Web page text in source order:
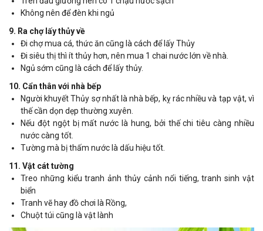
Không nên để đèn khi ngủ
9. Ra chợ lấy thủy về
Đi chợ mua cá, thức ăn cũng là cách để lấy Thủy
Đi siêu thị thì ít thủy hơn, nên mua 1 chai nước lớn về nhà.
Ngủ sớm cũng là cách để lấy thủy.
10. Cẩn thân với nhà bếp
Người khuyết Thủy sợ nhất là nhà bếp, kỵ rác nhiều và tạp vật, vì
thế cần dọn dẹp thường xuyên.
Nếu đột ngột bị mất nước là hung, bởi thế chi tiêu càng nhiều
nước càng tốt.
Tường mà bị thấm nước là dấu hiệu tốt.
11. Vật cát tường
Treo những kiểu tranh ảnh thủy cảnh nổi tiếng, tranh sinh vật
biển
Tranh vẽ hay đồ chơi là Rồng,
Chuột túi cũng là vật lành